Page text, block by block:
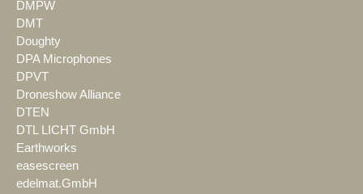
DMPW
DMT
Doughty
DPA Microphones
DPVT
Droneshow Alliance
DTEN
DTL LICHT GmbH
Earthworks
easescreen
edelmat.GmbH